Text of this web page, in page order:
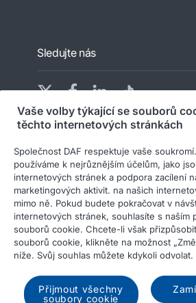
Sledujte nás
© 2026 DAF
Právní
Prohlášení o ochraně
Obecné podmínky
Společnost DAF a soubory
Kodex chování
Vaše volby týkající se souborů
těchto internetových stránkách
Společnost DAF respektuje vaše
používáme k nejrůznějším účelům, jako
internetových stránek a podpora zacílení
marketingových aktivit. na našich
mimo ně. Pokud budete pokračovat v
internetových stránek, souhlasíte s naším
souborů cookie. Chcete-li však
souborů cookie, klikněte na možnost
níže. Svůj souhlas můžete kdykoli odvolat.
Přijmout všechny
soubory cookie